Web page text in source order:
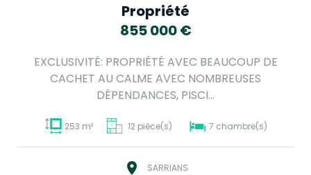
Propriété
855 000€
EXCLUSIVITÉ: PROPRIÉTÉ AVEC BEAUCOUP DE
CACHET AU CALME AVEC NOMBREUSES
DÉPENDANCES, PISCI...
253 m² 12 pièce(s) 7 chambre(s)
SARRIANS